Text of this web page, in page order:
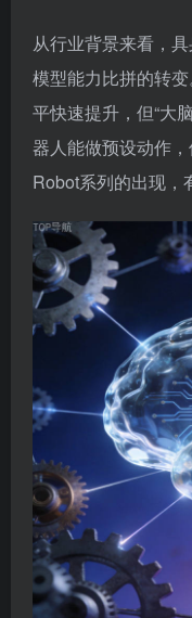
从行业背景来看，
模型能力比拼的转
平快速提升，但“大
器人能做预设动作
Robot系列的出现，